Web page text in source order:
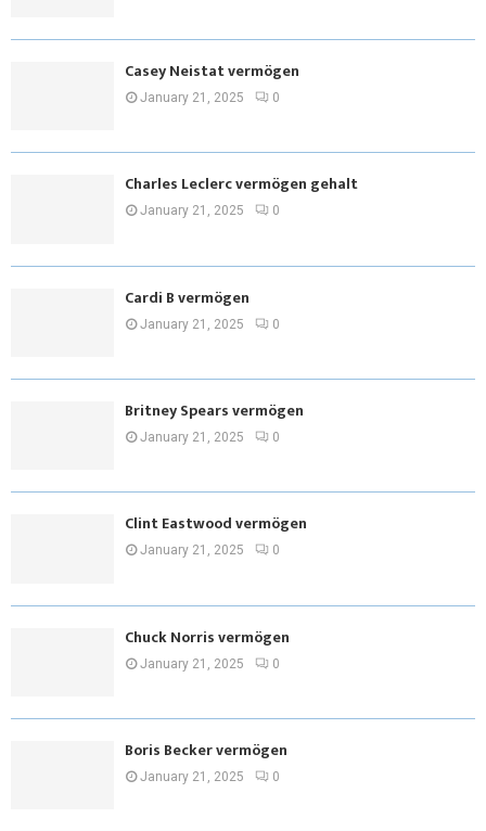
Casey Neistat vermögen
January 21, 2025 0
Charles Leclerc vermögen gehalt
January 21, 2025 0
Cardi B vermögen
January 21, 2025 0
Britney Spears vermögen
January 21, 2025 0
Clint Eastwood vermögen
January 21, 2025 0
Chuck Norris vermögen
January 21, 2025 0
Boris Becker vermögen
January 21, 2025 0